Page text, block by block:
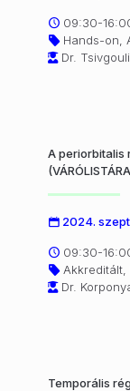
09:30-
Hands-on,
Dr.
A periorbitalis
2024.
09:30-
Akkreditált,
Dr.
Temporális